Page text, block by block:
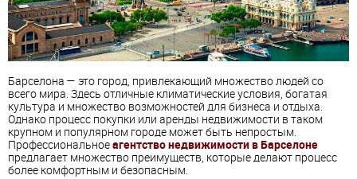
Барселона — это город, привлекающий множество людей со
всего мира. Здесь отличные климатические условия, богатая
культура и множество возможностей для бизнеса и отдыха.
Однако процесс покупки или аренды недвижимости в таком
крупном и популярном городе может быть непростым.
Профессиональноеагентство недвижимости в Барселоне
предлагает множество преимуществ, которые делают процесс
более комфортным и безопасным.